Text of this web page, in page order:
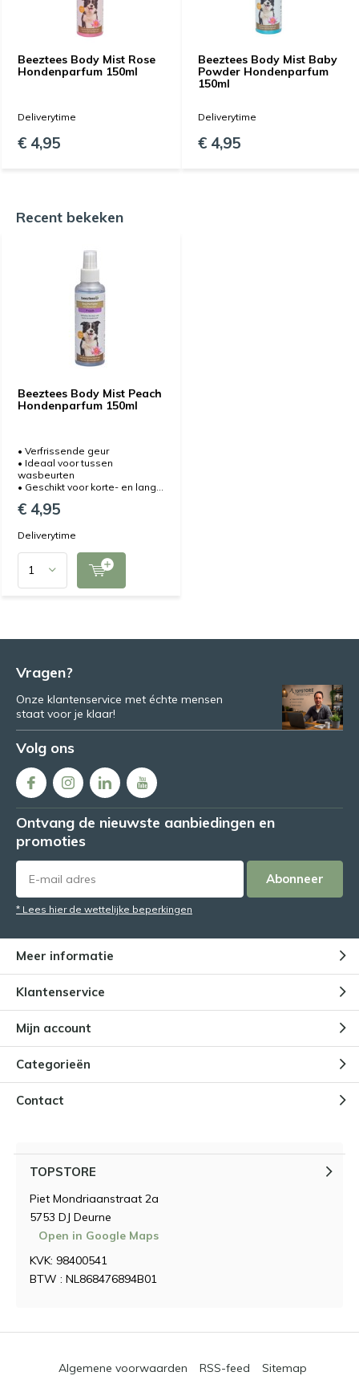
Beeztees Body Mist Rose
Hondenparfum 150ml
Deliverytime
€ 4,95
Beeztees Body Mist Baby
Powder Hondenparfum
150ml
Deliverytime
€ 4,95
Recent bekeken
Beeztees Body Mist Peach
Hondenparfum 150ml
• Verfrissende geur
• Ideaal voor tussen
wasbeurten
• Geschikt voor korte- en lang...
€ 4,95
Deliverytime
Vragen?
Onze klantenservice met échte mensen
staat voor je klaar!
Volg ons
Ontvang de nieuwste aanbiedingen en
promoties
Abonneer
* Lees hier de wettelijke beperkingen
Meer informatie
Klantenservice
Mijn account
Categorieën
Contact
TOPSTORE
Piet Mondriaanstraat 2a
5753 DJ Deurne
Open in Google Maps
KVK: 98400541
BTW : NL868476894B01
Algemene voorwaarden RSS-feed Sitemap